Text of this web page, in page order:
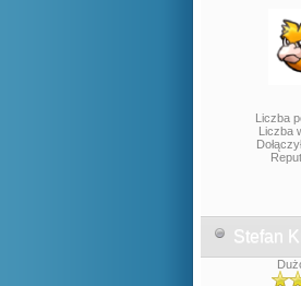
Liczba
Liczba
Stefan